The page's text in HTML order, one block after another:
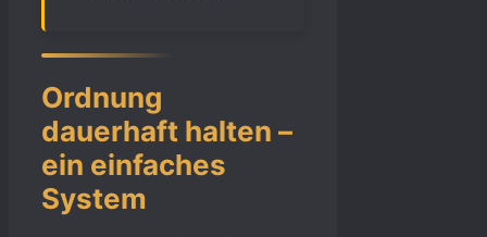
Ordnung
dauerhaft halten –
ein einfaches
System